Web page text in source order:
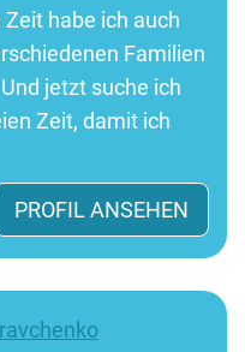
habe ich auch
Familien
jetzt suche ich
Zeit, damit ich
PROFIL ANSEHEN